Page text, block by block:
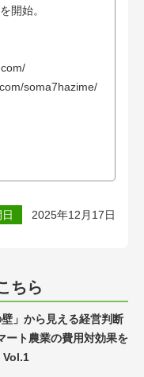
開始。
soma7hazime/
2025年12月17日
ちら
」から見える経営判断
ト農業の費用対効果を
Vol.1